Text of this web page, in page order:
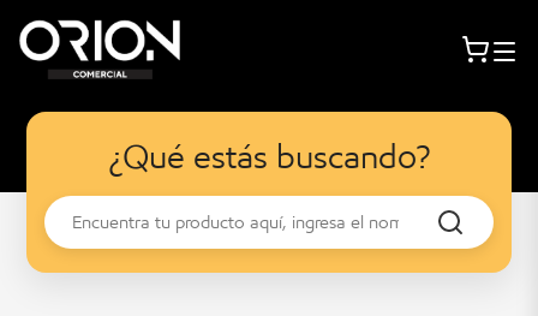
¿Qué estás buscando?